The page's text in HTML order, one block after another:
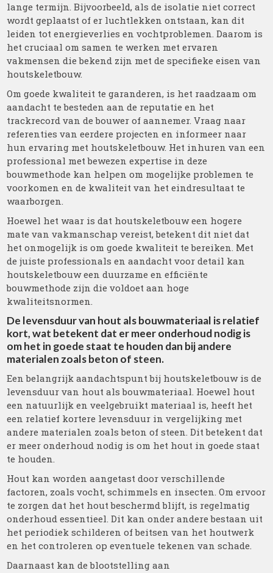
lange termijn. Bijvoorbeeld, als de isolatie niet correct
wordt geplaatst of er luchtlekken ontstaan, kan dit
leiden tot energieverlies en vochtproblemen. Daarom is
het cruciaal om samen te werken met ervaren
vakmensen die bekend zijn met de specifieke eisen van
houtskeletbouw.
Om goede kwaliteit te garanderen, is het raadzaam om
aandacht te besteden aan de reputatie en het
trackrecord van de bouwer of aannemer. Vraag naar
referenties van eerdere projecten en informeer naar
hun ervaring met houtskeletbouw. Het inhuren van een
professional met bewezen expertise in deze
bouwmethode kan helpen om mogelijke problemen te
voorkomen en de kwaliteit van het eindresultaat te
waarborgen.
Hoewel het waar is dat houtskeletbouw een hogere
mate van vakmanschap vereist, betekent dit niet dat
het onmogelijk is om goede kwaliteit te bereiken. Met
de juiste professionals en aandacht voor detail kan
houtskeletbouw een duurzame en efficiënte
bouwmethode zijn die voldoet aan hoge
kwaliteitsnormen.
De levensduur van hout als bouwmateriaal is relatief
kort, wat betekent dat er meer onderhoud nodig is
om het in goede staat te houden dan bij andere
materialen zoals beton of steen.
Een belangrijk aandachtspunt bij houtskeletbouw is de
levensduur van hout als bouwmateriaal. Hoewel hout
een natuurlijk en veelgebruikt materiaal is, heeft het
een relatief kortere levensduur in vergelijking met
andere materialen zoals beton of steen. Dit betekent dat
er meer onderhoud nodig is om het hout in goede staat
te houden.
Hout kan worden aangetast door verschillende
factoren, zoals vocht, schimmels en insecten. Om ervoor
te zorgen dat het hout beschermd blijft, is regelmatig
onderhoud essentieel. Dit kan onder andere bestaan uit
het periodiek schilderen of beitsen van het houtwerk
en het controleren op eventuele tekenen van schade.
Daarnaast kan de blootstelling aan